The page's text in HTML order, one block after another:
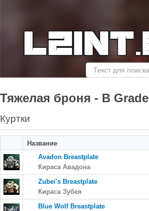
Тяжелая броня - B Grade
Куртки
Название
Avadon Breastplate
Кираса Авадона
Zubei's Breastplate
Кираса Зубея
Blue Wolf Breastplate